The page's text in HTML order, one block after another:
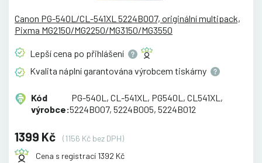
Canon PG-540L/CL-541XL 5224B007, originální multipack,
Pixma MG2150/MG2250/MG3150/MG3550
Lepší cena po přihlášení
Kvalita náplní garantována výrobcem tiskárny
Kód
výrobce:
PG-540L, CL-541XL, PG540L, CL541XL,
5224B007, 5224B005, 5224B012
1399 Kč
(1156 Kč bez DPH)
Cena s registrací 1392 Kč